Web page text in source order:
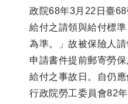
政院68年3月22日臺
給付之請領與給付標準
為準。」故被保險人
申請書件提前郵寄勞
給付之事故日。自仍應
行政院勞工委員會82